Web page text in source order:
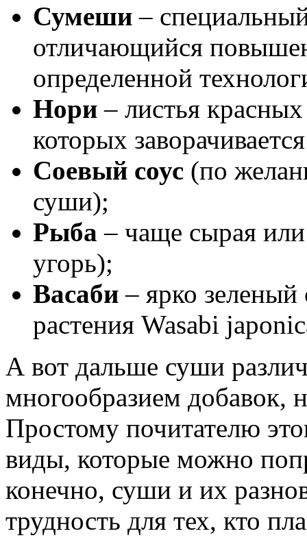
Сумеши –
отличающийся
определенной
Нори – листья
которых
Соевый соус (по
суши);
Рыба – чаще сырая
угорь);
Васаби – ярко зеленый
растения Wasabi
А вот дальше суши
многообразием добавок,
Простому почитателю
виды, которые можно
конечно, суши и их
трудность для тех, кто